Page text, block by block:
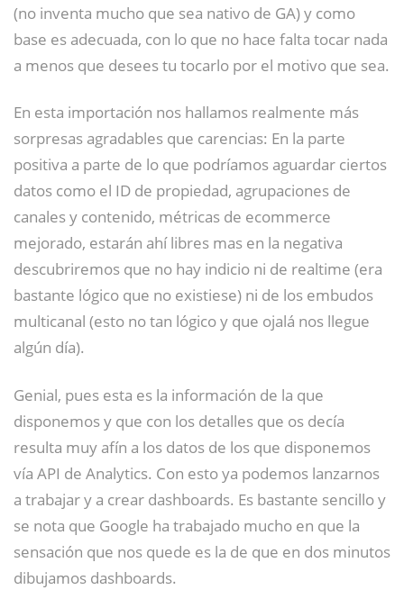
(no inventa mucho que sea nativo de GA) y como
base es adecuada, con lo que no hace falta tocar nada
a menos que desees tu tocarlo por el motivo que sea.
En esta importación nos hallamos realmente más
sorpresas agradables que carencias: En la parte
positiva a parte de lo que podríamos aguardar ciertos
datos como el ID de propiedad, agrupaciones de
canales y contenido, métricas de ecommerce
mejorado, estarán ahí libres mas en la negativa
descubriremos que no hay indicio ni de realtime (era
bastante lógico que no existiese) ni de los embudos
multicanal (esto no tan lógico y que ojalá nos llegue
algún día).
Genial, pues esta es la información de la que
disponemos y que con los detalles que os decía
resulta muy afín a los datos de los que disponemos
vía API de Analytics. Con esto ya podemos lanzarnos
a trabajar y a crear dashboards. Es bastante sencillo y
se nota que Google ha trabajado mucho en que la
sensación que nos quede es la de que en dos minutos
dibujamos dashboards.